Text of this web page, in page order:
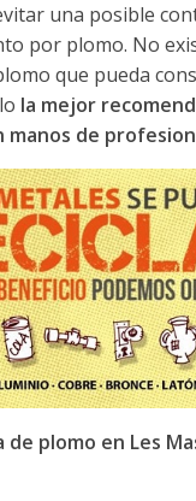
una posible
por plomo. No
que pueda
la mejor
manos de
de plomo en Les